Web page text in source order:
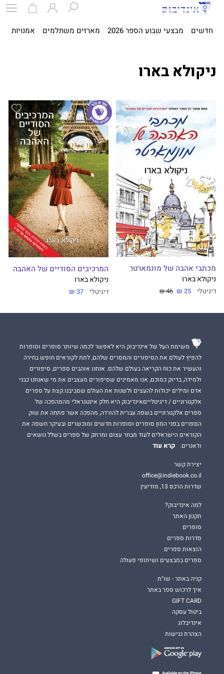
חדשים מבצעי שבוע הספר 2026 מארזים משתלמים אמנויות
ניקולא בארו
מכתבי אהבה של מונמארטר
ניקולא בארו
דיגיטלי 25 ₪
46 ₪
המרכיבים הסודיים של האהבה
ניקולא בארו
דיגיטלי 37 ₪
משימת העל של אינדיבוק היא לאפשר לכמה שיותר סופרים וסופרות
להפיץ לעולם את הסיפורים והמסרים שלהם, לתת לקוראים חופש בחירה
והעשיר את כוח הקריאה בעולם שלהם. אנחנו אוהבים ספרים, סיפורים
ולמידה, בדיוק כמוכם, אנו מאמינים שסיפורים מעצבים את מי שאנחנו כבני
אדם ומילים יכולות להעצים ולשנות את העולם שסביבנו.קצת על ספרים
אלקטרוניים / דיגיטלייםאינדיבוק היא חלק אינטגראלי מהמהפכה של
ספרים אלקטרוניים בשפה עברית להורדה, מהפכה אשר פתחה את שוק
הספרים בפני המון סופרים וסופרות חדשים ומוכשרים ובעיקר חשפה את
הקוראים הישראלים לעוד מבחר עצום ומרתק של ספרים בשלל נושאים
וז'אנרים.
קרא עוד
יצירת קשר
office@indiebook.co.il
שדרות הרכס 13, מודיעין
למה אינדיבוק?
תקנון האתר
סופרים
סדרות ספרים
הוצאות ספרים
ספרים במבצעים ושיתופי פעולה
קניה באתר - שו"ת
איך לרכוש ספר באתר
GIFT CARD
ביטול עסקה
אינדיבלוג
הצהרת נגישות